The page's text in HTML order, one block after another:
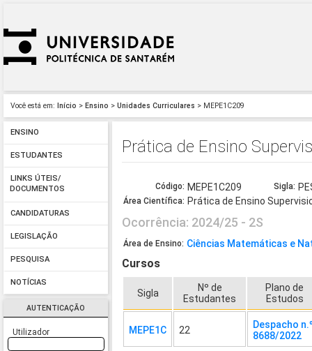
Você está em: Início > Ensino > Unidades Curriculares > MEPE1C209
ENSINO
ESTUDANTES
LINKS ÚTEIS/
DOCUMENTOS
CANDIDATURAS
LEGISLAÇÃO
PESQUISA
NOTÍCIAS
AUTENTICAÇÃO
Utilizador
Prática de Ensino
Código: MEPE1C209 Sigla:
Área Científica: Prática de Ensino
Ocorrência: 2024/25 - 2S
Área de Ensino: Ciências Matemáticas e
Cursos
Sigla
Nº de
Estudantes
Plano de
Estudos
MEPE1C 22
Despacho
8688/2022